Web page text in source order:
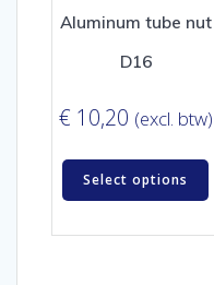
Aluminum tube nut
D16
€ 10,20 (excl. btw)
Select options